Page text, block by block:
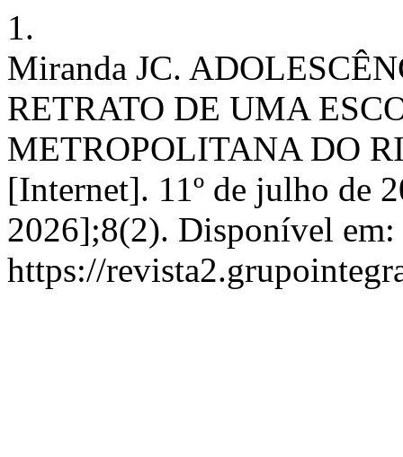
1.
Miranda JC.
RETRATO DE UMA
METROPOLITANA DO
[Internet]. 11º de julho de
2026];8(2). Disponível em:
https://